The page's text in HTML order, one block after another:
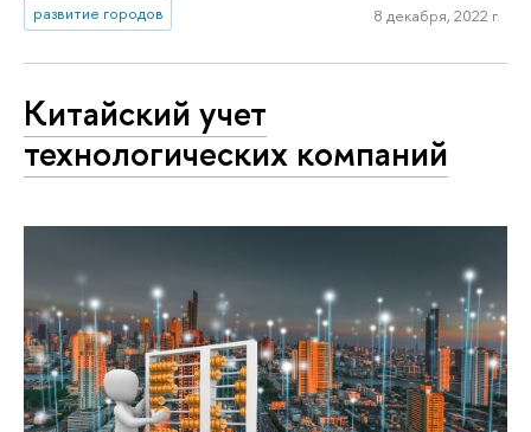
развитие городов 8 декабря, 2022 г.
Китайский учет
технологических компаний